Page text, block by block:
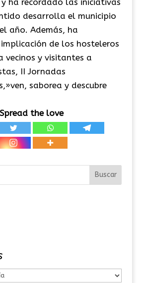
desarrolla el municipio
año. Además, ha
de los hosteleros
vecinos y visitantes a
II Jornadas
saborea y descubre
Spread the love